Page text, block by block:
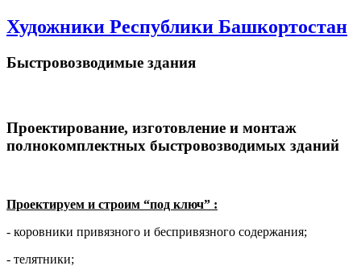
Художники Республики Башкортостан
Быстровозводимые здания
Проектирование, изготовление и монтаж
полнокомплектных быстровозводимых зданий
Проектируем и строим “под ключ” :
- коровники привязного и беспривязного содержания;
- телятники;